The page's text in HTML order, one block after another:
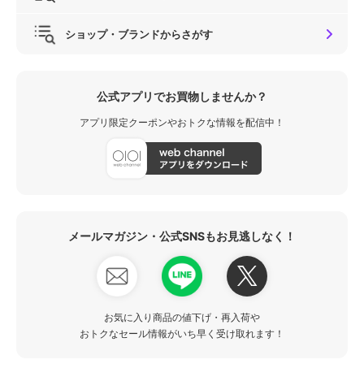
ショップ・ブランドからさがす
公式アプリでお買物しませんか？
アプリ限定クーポンやおトクな情報を配信中！
メールマガジン・公式SNSもお見逃しなく！
お気に入り商品の値下げ・再入荷や
おトクなセール情報がいち早く受け取れます！